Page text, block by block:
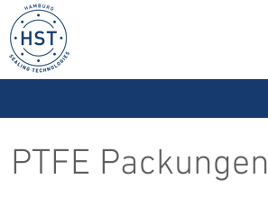
PTFE Packungen